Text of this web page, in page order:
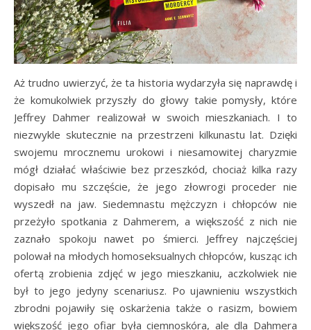
Aż trudno uwierzyć, że ta historia wydarzyła się naprawdę i
że komukolwiek przyszły do głowy takie pomysły, które
Jeffrey Dahmer realizował w swoich mieszkaniach. I to
niezwykle skutecznie na przestrzeni kilkunastu lat. Dzięki
swojemu mrocznemu urokowi i niesamowitej charyzmie
mógł działać właściwie bez przeszkód, chociaż kilka razy
dopisało mu szczęście, że jego złowrogi proceder nie
wyszedł na jaw. Siedemnastu mężczyzn i chłopców nie
przeżyło spotkania z Dahmerem, a większość z nich nie
zaznało spokoju nawet po śmierci. Jeffrey najczęściej
polował na młodych homoseksualnych chłopców, kusząc ich
ofertą zrobienia zdjęć w jego mieszkaniu, aczkolwiek nie
był to jego jedyny scenariusz. Po ujawnieniu wszystkich
zbrodni pojawiły się oskarżenia także o rasizm, bowiem
większość jego ofiar była ciemnoskóra, ale dla Dahmera